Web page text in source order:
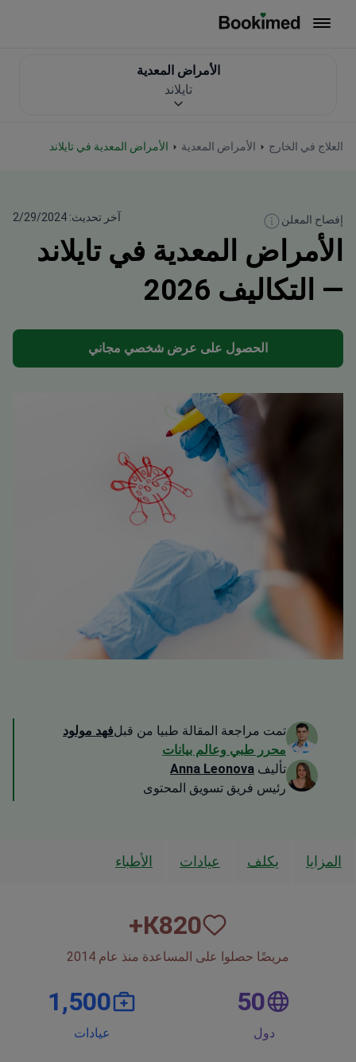
العلاج في الخارج الأمراض المعدية الأمراض المعدية في تايلاند
الأمراض المعدية
تايلاند
إفصاح المعلن آخر تحديث: 2/29/2024
الأمراض المعدية في تايلاند
— التكاليف 2026
الحصول على عرض شخصي مجاني
تمت مراجعة المقالة طبيا من قبلفهد مولود
محرر طبي وعالم بيانات
تأليف Anna Leonova
رئيس فريق تسويق المحتوى
المزايا يكلف عيادات الأطباء
820
К+
مريضًا حصلوا على المساعدة منذ عام 2014
50
دول
1,500
عيادات